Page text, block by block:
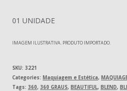
01 UNIDADE
IMAGEM ILUSTRATIVA. PRODUTO IMPORTADO.
SKU: 3221
Categories: Maquiagem e Estética,
Tags: 360, 360 GRAUS, BEAUTIFUL, BLEND,